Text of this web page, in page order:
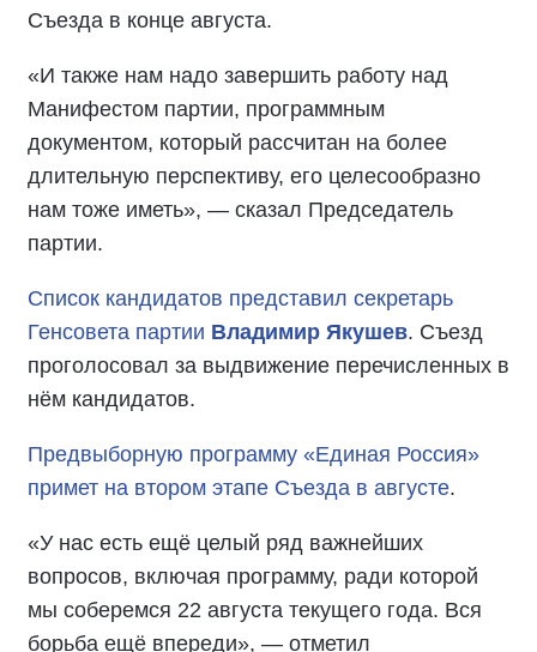
Съезда в конце августа.
«И также нам надо завершить работу над
Манифестом партии, программным
документом, который рассчитан на более
длительную перспективу, его целесообразно
нам тоже иметь», — сказал Председатель
партии.
Список кандидатов представил секретарь
Генсовета партии Владимир Якушев. Съезд
проголосовал за выдвижение перечисленных в
нём кандидатов.
Предвыборную программу «Единая Россия»
примет на втором этапе Съезда в августе.
«У нас есть ещё целый ряд важнейших
вопросов, включая программу, ради которой
мы соберемся 22 августа текущего года. Вся
борьба ещё впереди», — отметил